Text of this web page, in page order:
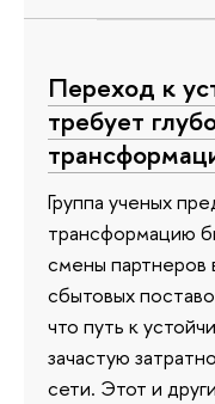
Переход к
требует
Группа ученых
трансформацию
смены партнеров
сбытовых
что путь к
зачастую
сети. Этот и